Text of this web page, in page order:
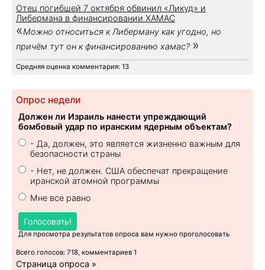
Отец погибшей 7 октября обвинил «Ликуд» и
Либермана в финансировании ХАМАС
«Можно относиться к Либерману как угодно, но
причём тут он к финансированию хамас? »
Средняя оценка комментария: 13
Опрос недели
Должен ли Израиль нанести упреждающий
бомбовый удар по иранским ядерным объектам?
- Да, должен, это является жизненно важным для
безопасности страны
- Нет, не должен. США обеспечат прекращение
иранской атомной программы
Мне все равно
Голосовать!
Для просмотра результатов опроса вам нужно проголосовать
Всего голосов: 718, комментариев 1
Страница опроса »